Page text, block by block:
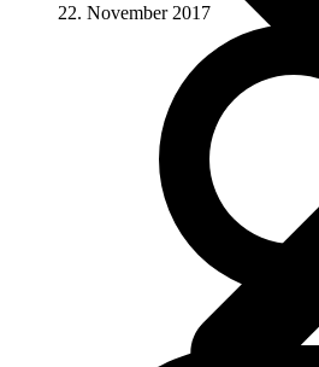
22. November 2017